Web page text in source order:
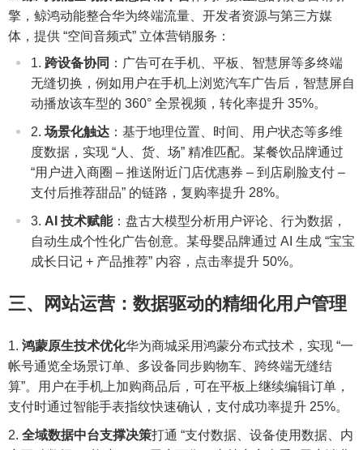
擎，鲸鸿动能整合华为终端流量、开发者资源与第三方媒
体，提供 “空间音频式” 立体营销服务：
跨设备协同 ：广告可在手机、平板、智慧屏等多终端
无缝切换，例如用户在手机上浏览汽车广告后，智慧屏自
动播放该车型的 360° 全景视频，转化率提升 35%。
场景化触达 ：基于地理位置、时间、用户状态等多维
度数据，实现 “人、货、场” 精准匹配。某餐饮品牌通过
“用户进入商圈 – 推送附近门店优惠券 – 到店刷脸支付 –
支付后推荐甜品” 的链路，复购率提升 28%。
AI 技术赋能：盘古大模型分析用户评论、行为数据，
自动生成个性化广告创意。某母婴品牌通过 AI 生成 “宝宝
成长日记 + 产品推荐” 内容，点击率提升 50%。
三、网站运营：数据驱动的精细化用户管理
鸿蒙原生技术优化华为商城采用鸿蒙分布式技术，实现 “一
帐号通览全场景订单、多设备同步购物车、跨终端无缝结
算”。用户在手机上加购商品后，可在平板上继续编辑订单，
支付时通过智能手表指纹快速确认，支付成功率提升 25%。
全域数据中台支撑决策打通 “支付数据、设备使用数据、内